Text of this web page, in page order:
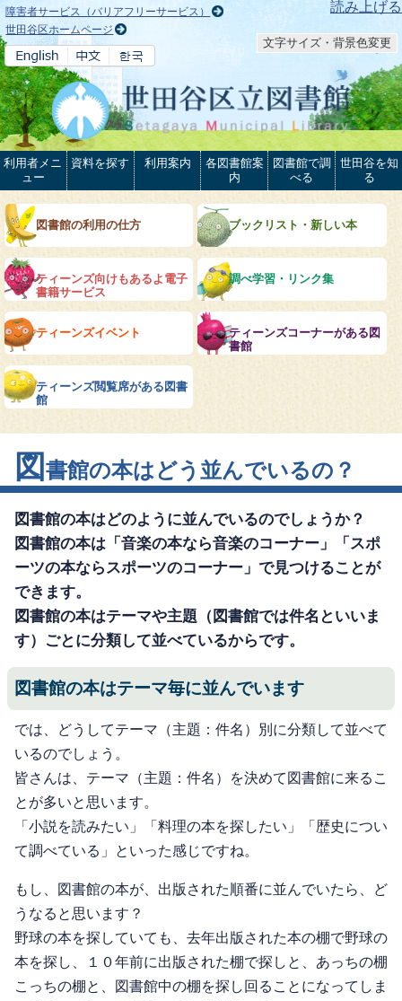
本文へ 読み上げる
障害者サービス（バリアフリーサービス）
世田谷区ホームページ
文字サイズ・背景色変更
利用者メニ
ュー
資料を探す 利用案内
各図書館案
内
図書館で調
べる
世田谷を知
る
図 書館の本はどう並んでいるの？
図書館の本はどのように並んでいるのでしょうか？
図書館の本は「音楽の本なら音楽のコーナー」「スポ
ーツの本ならスポーツのコーナー」で見つけることが
できます。
図書館の本はテーマや主題（図書館では件名といいま
す）ごとに分類して並べているからです。
図書館の本はテーマ毎に並んでいます
では、どうしてテーマ（主題：件名）別に分類して並べて
いるのでしょう。
皆さんは、テーマ（主題：件名）を決めて図書館に来るこ
とが多いと思います。
「小説を読みたい」「料理の本を探したい」「歴史につい
て調べている」といった感じですね。
もし、図書館の本が、出版された順番に並んでいたら、ど
うなると思います？
野球の本を探していても、去年出版された本の棚で野球の
本を探し、１０年前に出版された棚で探しと、あっちの棚
こっちの棚と、図書館中の棚を探し回ることになってしま
図書館の利用の仕方 ブックリスト・新しい本
ティーンズ向けもあるよ電子
書籍サービス
調べ学習・リンク集
ティーンズイベント
ティーンズコーナーがある図
書館
ティーンズ閲覧席がある図書
館